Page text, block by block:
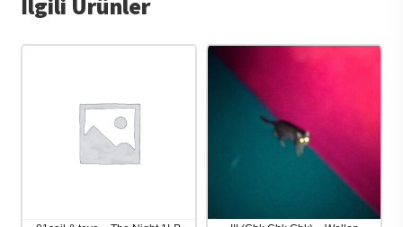
İlgili Ürünler